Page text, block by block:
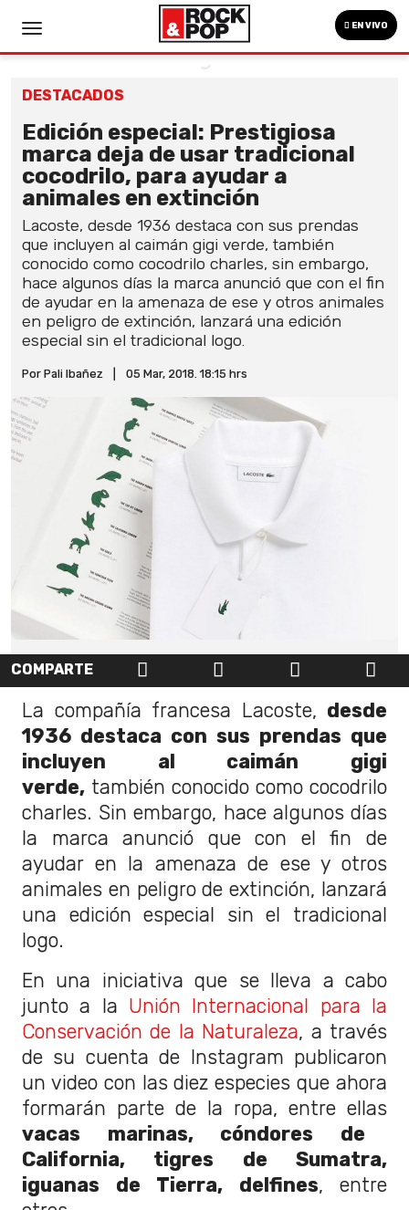
EN VIVO
DESTACADOS
Edición especial: Prestigiosa
marca deja de usar tradicional
cocodrilo, para ayudar a
animales en extinción
Lacoste, desde 1936 destaca con sus prendas
que incluyen al caimán gigi verde, también
conocido como cocodrilo charles, sin embargo,
hace algunos días la marca anunció que con el fin
de ayudar en la amenaza de ese y otros animales
en peligro de extinción, lanzará una edición
especial sin el tradicional logo.
Por Pali Ibañez 05 Mar, 2018. 18:15 hrs
COMPARTE
La compañía francesa Lacoste, desde
1936 destaca con sus prendas que
incluyen al caimán gigi
verde, también conocido como cocodrilo
charles. Sin embargo, hace algunos días
la marca anunció que con el fin de
ayudar en la amenaza de ese y otros
animales en peligro de extinción, lanzará
una edición especial sin el tradicional
logo.
En una iniciativa que se lleva a cabo
junto a la Unión Internacional para la
Conservación de la Naturaleza, a través
de su cuenta de Instagram publicaron
un video con las diez especies que ahora
formarán parte de la ropa, entre ellas
vacas marinas, cóndores de
California, tigres de Sumatra,
iguanas de Tierra, delfines, entre